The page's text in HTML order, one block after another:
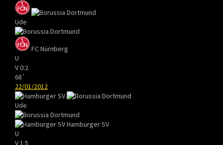
Ude
FC Nürnberg
U
V0:2
68`
22/01/2012
Ude
Hamburger SV
U
V 1:5